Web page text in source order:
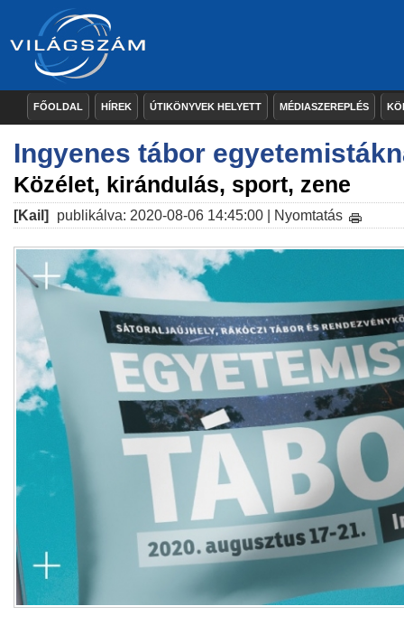
FŐOLDAL HÍREK ÚTIKÖNYVEK HELYETT MÉDIASZEREPLÉS
Ingyenes tábor
Közélet, kirándulás, sport, zene
[Kail] publikálva: 2020-08-06 14:45:00 | Nyomtatás